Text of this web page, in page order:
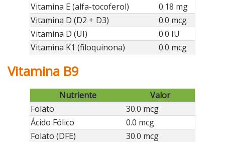
Vitamina E (alfa-tocoferol)
0.18 mg
Vitamina D (D2 + D3)
0.0 mcg
Vitamina D (UI)
0.0 IU
Vitamina K1 (filoquinona)
0.0 mcg
Vitamina B9
Nutriente
Valor
Folato
30.0 mcg
Ácido Fólico
0.0 mcg
Folato (DFE)
30.0 mcg